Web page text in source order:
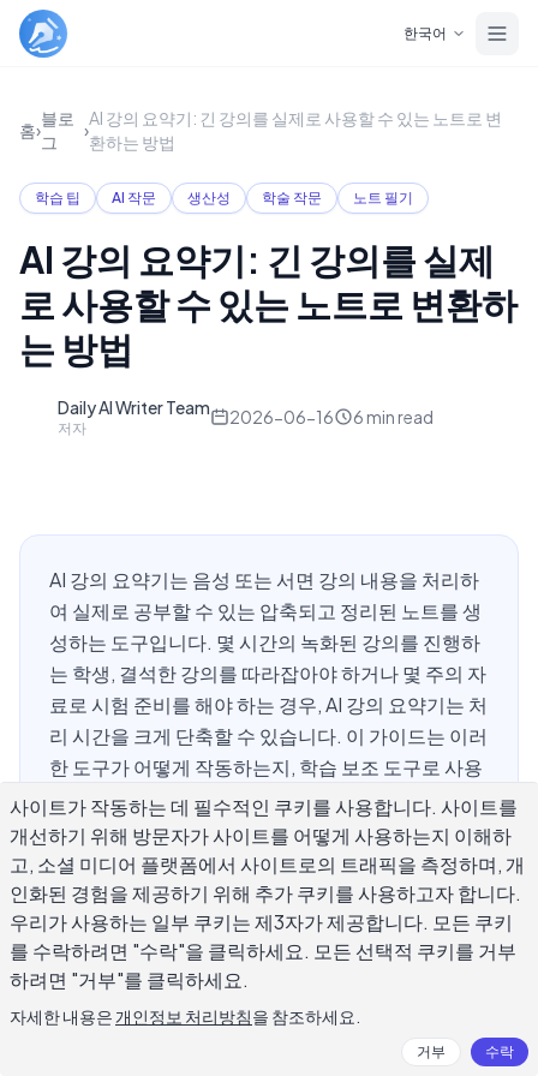
한국어
홈›
블로
그
›
AI 강의 요약기: 긴 강의를 실제로 사용할 수 있는 노트로 변
환하는 방법
학습 팁 AI 작문 생산성 학술 작문 노트 필기
AI 강의 요약기: 긴 강의를 실제
로 사용할 수 있는 노트로 변환하
는 방법
Daily AI Writer Team
저자
2026-06-16 6 min read
AI 강의 요약기는 음성 또는 서면 강의 내용을 처리하
여 실제로 공부할 수 있는 압축되고 정리된 노트를 생
성하는 도구입니다. 몇 시간의 녹화된 강의를 진행하
는 학생, 결석한 강의를 따라잡아야 하거나 몇 주의 자
료로 시험 준비를 해야 하는 경우, AI 강의 요약기는 처
리 시간을 크게 단축할 수 있습니다. 이 가이드는 이러
한 도구가 어떻게 작동하는지, 학습 보조 도구로 사용
하는 방법, 출력에 의존하기 전에 확인할 사항, 그리고
AI가 생성한 것에서 자신의 학습 자료를 만드는 방법
을 다룹니다.
AI 강의 요약기란 무엇이고 어떻게 작동
하나요?
사이트가 작동하는 데 필수적인 쿠키를 사용합니다. 사이트를
개선하기 위해 방문자가 사이트를 어떻게 사용하는지 이해하
고, 소셜 미디어 플랫폼에서 사이트로의 트래픽을 측정하며, 개
인화된 경험을 제공하기 위해 추가 쿠키를 사용하고자 합니다.
우리가 사용하는 일부 쿠키는 제3자가 제공합니다. 모든 쿠키
를 수락하려면 "수락"을 클릭하세요. 모든 선택적 쿠키를 거부
하려면 "거부"를 클릭하세요.
자세한 내용은 개인정보 처리방침을 참조하세요.
거부 수락